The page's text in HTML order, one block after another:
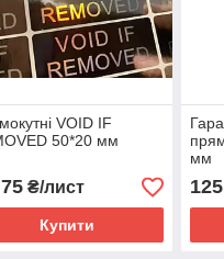
VOID IF
50*20 мм
75₴/лист
Купити
мм
125